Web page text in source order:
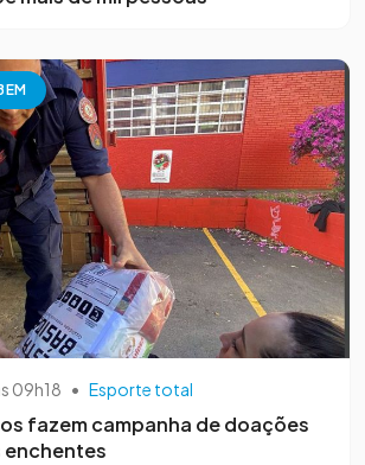
09h18 • Esporte total
fazem campanha de doações
enchentes